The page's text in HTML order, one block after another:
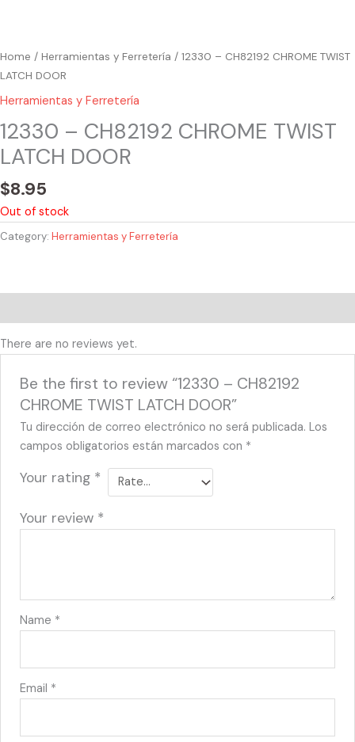
Home / Herramientas y Ferretería / 12330 – CH82192 CHROME TWIST
LATCH DOOR
Herramientas y Ferretería
12330 – CH82192 CHROME TWIST
LATCH DOOR
$8.95
Out of stock
Category: Herramientas y Ferretería
There are no reviews yet.
Be the first to review “12330 – CH82192
CHROME TWIST LATCH DOOR”
Tu dirección de correo electrónico no será publicada. Los
campos obligatorios están marcados con *
Your rating *
Your review *
Name *
Email *